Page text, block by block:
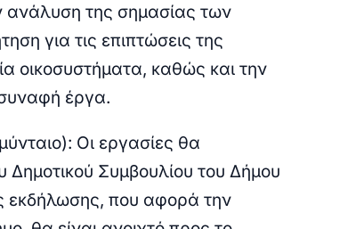
ανάλυση της σημασίας των
για τις επιπτώσεις της
οικοσυστήματα, καθώς και την
έργα.
Οι εργασίες θα
Συμβουλίου του Δήμου
εκδήλωσης, που αφορά την